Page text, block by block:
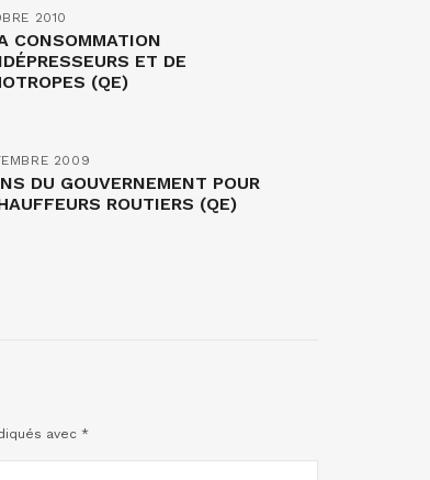
2010
CONSOMMATION
ET DE
(QE)
2009
DU GOUVERNEMENT POUR
ROUTIERS (QE)
avec *